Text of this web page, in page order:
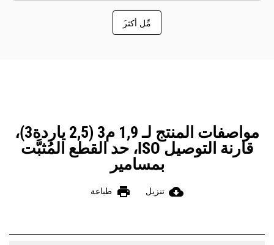
َمِّل أكثر
مواصفات المنتج لـ 1,9 م3 (2,5 ياردة3)،
قارنة التوصيل ISO، حد القطع المُثبَّت
بمسامير
cloud_download تنزيل print طباعة